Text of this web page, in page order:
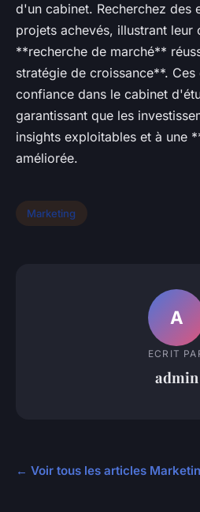
d'un cabinet. Recherchez des
projets achevés, illustrant leur
**recherche de marché**
stratégie de croissance**.
confiance dans le cabinet
garantissant que les
insights exploitables et à une
améliorée.
Marketing
A
ECRIT
admin
← Voir tous les articles